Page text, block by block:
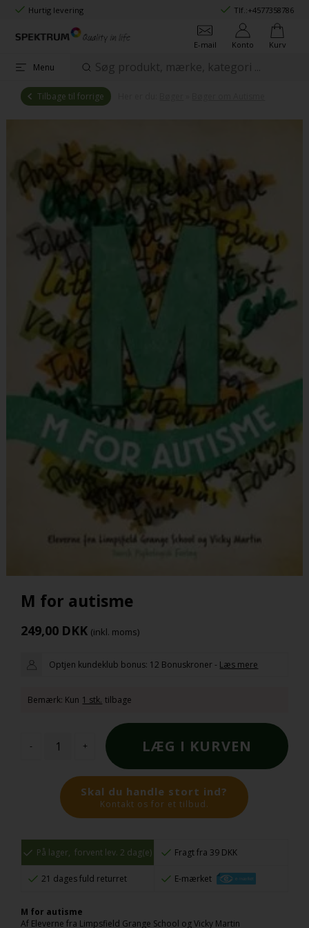
Hurtig levering Tlf.:+4577358786
E-mail Konto Kurv
Menu
Tilbage til forrige
M for autisme
249,00 DKK (inkl. moms)
Optjen kundeklub bonus: 12 Bonuskroner - Læs mere
Bemærk: Kun 1 stk. tilbage
- +
Skal du handle stort ind?
Kontakt os for et tilbud.
På lager,forvent lev. 2 dag(e) Fragt fra 39 DKK
21 dages fuld returret E-mærket
M for autisme
Af Eleverne fra Limpsfield Grange School og Vicky Martin